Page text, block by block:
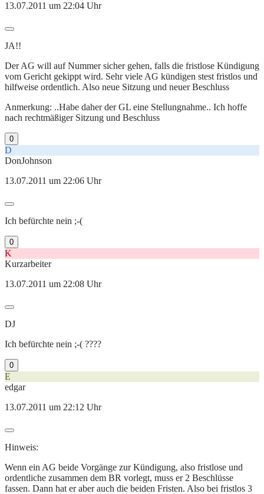
13.07.2011 um 22:04 Uhr
JA!!
Der AG will auf Nummer sicher gehen, falls die fristlose Kündigung
vom Gericht gekippt wird. Sehr viele AG kündigen stest fristlos und
hilfweise ordentlich. Also neue Sitzung und neuer Beschluss
Anmerkung: ..Habe daher der GL eine Stellungnahme.. Ich hoffe
nach rechtmäßiger Sitzung und Beschluss
0
D
DonJohnson
13.07.2011 um 22:06 Uhr
Ich befürchte nein ;-(
0
K
Kurzarbeiter
13.07.2011 um 22:08 Uhr
DJ
Ich befürchte nein ;-( ????
0
E
edgar
13.07.2011 um 22:12 Uhr
Hinweis:
Wenn ein AG beide Vorgänge zur Kündigung, also fristlose und
ordentliche zusammen dem BR vorlegt, muss er 2 Beschlüsse
fassen. Dann hat er aber auch die beiden Fristen. Also bei fristlos 3